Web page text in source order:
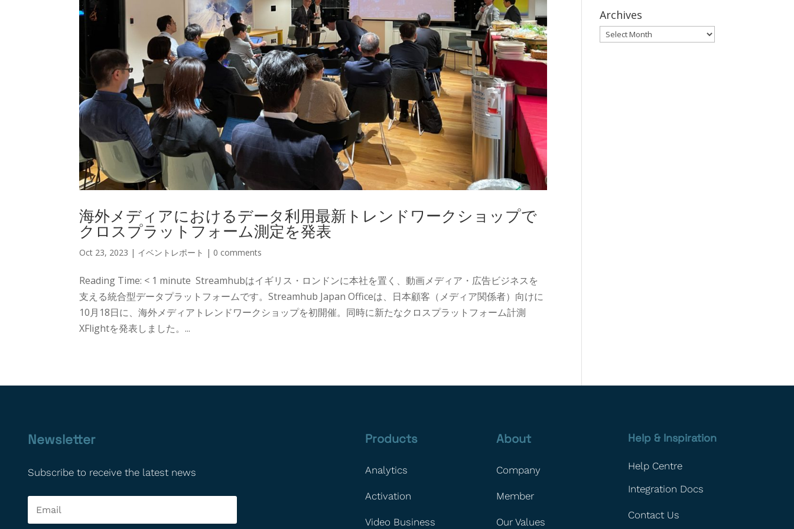
海外メディアにおけるデータ利用最新トレンドワークショップで
クロスプラットフォーム測定を発表
Oct 23, 2023 | イベントレポート | 0 comments
Reading Time: < 1 minute Streamhubはイギリス・ロンドンに本社を置く、動画メディア・広告ビジネスを
支える統合型データプラットフォームです。Streamhub Japan Officeは、日本顧客（メディア関係者）向けに
10月18日に、海外メディアトレンドワークショップを初開催。同時に新たなクロスプラットフォーム計測
XFlightを発表しました。...
Archives
Archives
Newsletter
Subscribe to receive the latest news
Products
Analytics
Activation
Video Business
About
Company
Member
Our Values
Help & Inspiration
Help Centre
Integration Docs
Contact Us